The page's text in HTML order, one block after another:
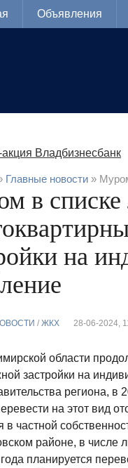
Объявления
Главные новости »
в списке
на
/ ЖКХ 28-06-2024,
области
застройки на
региона, в
на этот вид
в частной
районе, в числе
планируется